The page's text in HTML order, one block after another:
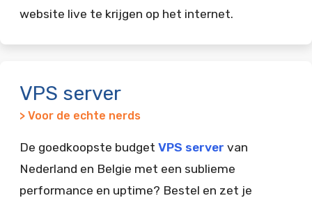
website live te krijgen op het internet.
VPS server
> Voor de echte nerds
De goedkoopste budget VPS server van
Nederland en Belgie met een sublieme
performance en uptime? Bestel en zet je